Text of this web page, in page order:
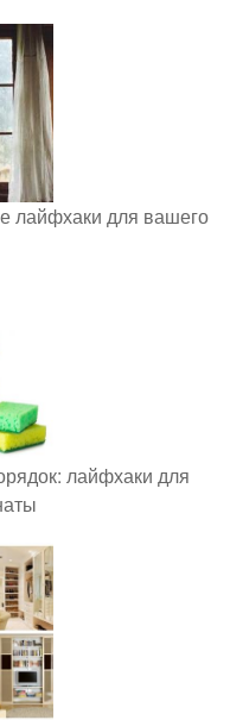
лайфхаки для вашего
лайфхаки для